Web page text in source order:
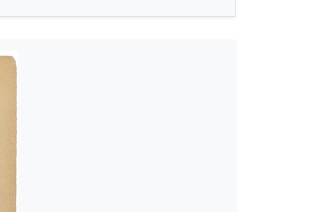
3 για ορχήστρα, μικτή χορωδία και mezzo-soprano [1956-08-